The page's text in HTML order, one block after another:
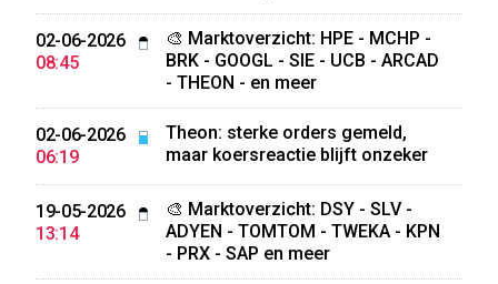
02-06-2026
08:45
🎨 Marktoverzicht: HPE - MCHP -
BRK - GOOGL - SIE - UCB - ARCAD
- THEON - en meer
02-06-2026
06:19
Theon: sterke orders gemeld,
maar koersreactie blijft onzeker
19-05-2026
13:14
🎨 Marktoverzicht: DSY - SLV -
ADYEN - TOMTOM - TWEKA - KPN
- PRX - SAP en meer